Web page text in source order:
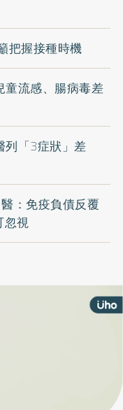
把握接種時機
童流感、腸病毒差
列「3症狀」差
：免疫負債反覆
忽視